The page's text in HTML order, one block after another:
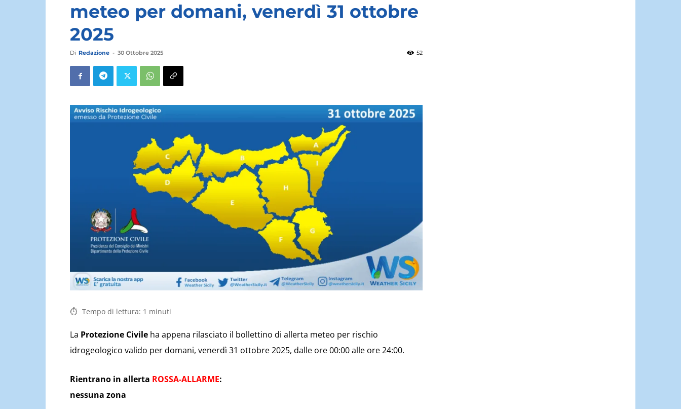
Sicilia
Weather
meteo per domani, venerdì 31 ottobre
2025
Di Redazione - 30 Ottobre 2025 52
Tempo di lettura: 1 minuti
La Protezione Civile ha appena rilasciato il bollettino di allerta meteo per rischio
idrogeologico valido per domani, venerdì 31 ottobre 2025, dalle ore 00:00 alle ore 24:00.
Rientrano in allerta ROSSA-ALLARME:
nessuna zona